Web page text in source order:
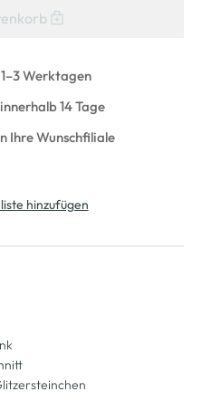
Werktagen
14 Tage
Ihre Wunschfiliale
hinzufügen